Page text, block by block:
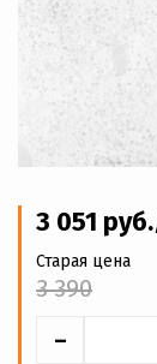
3 051 руб
Старая цена
3 390
-